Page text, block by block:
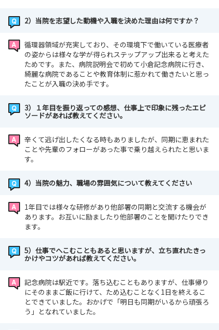
2）当院を志望した動機や入職を決めた理由は何ですか？
循環器領域が充実しており、その環境下で働いている医療者
の姿からは様々な学が得られステップアップ出来ると考えた
ためです。また、病院説明会で初めて小倉記念病院に行き、
綺麗な病院であることや教育体制に惹かれて働きたいと思っ
たことが入職の決め手です。
3）１年目を振り返っての感想、仕事上で印象に残ったエピ
ソードがあれば教えてください。
辛くて逃げ出したくなる時もありましたが、同期に恵まれた
ことや先輩のフォローがあった事で乗り越えられたと思いま
す。
4）当院の魅力、職場の雰囲気について教えてください
1年目では様々な研修があり他部署の同期と交流する機会が
あります。お互いに励ましたり他部署のことを聞けたりでき
ます。
5）仕事でへこむこともあると思いますが、立ち直れたきっ
かけやコツがあれば教えてください。
記念病院は駅近です。落ち込むこともありますが、仕事帰り
にそのままご飯に行けて、ため込むことなく1日を終えるこ
とできていました。おかげで「明日も同期がいるから頑張ろ
う」となれていました。